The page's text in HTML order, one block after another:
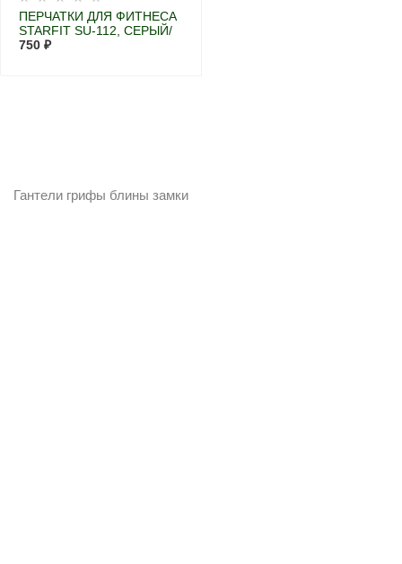
ПЕРЧАТКИ ДЛЯ ФИТНЕСА
STARFIT SU-112, СЕРЫЙ/
МЯТНЫЙ/ЖЕЛТЫЙ (XS)
750 ₽
Гантели грифы блины замки